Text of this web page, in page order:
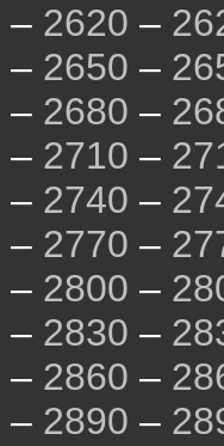
– 2620 –
– 2650 –
– 2680 –
– 2710 –
– 2740 –
– 2770 –
– 2800 –
– 2830 –
– 2860 –
– 2890 –